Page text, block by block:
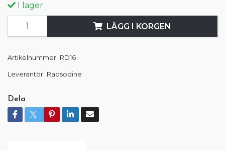
I lager
LÄGG I KORGEN
Artikelnummer: RD16
Leverantör: Rapsodine
Dela